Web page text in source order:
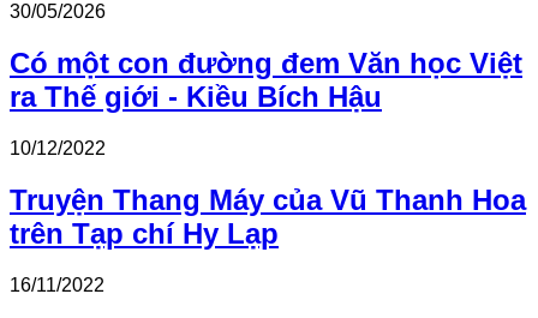
30/05/2026
Có một con đường đem Văn học Việt
ra Thế giới - Kiều Bích Hậu
10/12/2022
Truyện Thang Máy của Vũ Thanh Hoa
trên Tạp chí Hy Lạp
16/11/2022